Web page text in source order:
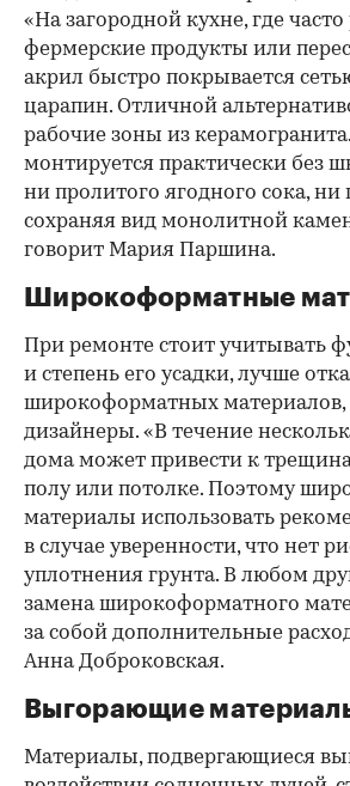
«На загородной кухне, где
фермерские продукты или
акрил быстро покрывается
царапин. Отличной
рабочие зоны из
монтируется практически без
ни пролитого ягодного сока, ни
сохраняя вид монолитной
говорит Мария Паршина.
Широкоформатные
При ремонте стоит учитывать
и степень его усадки, лучше
широкоформатных материалов,
дизайнеры. «В течение
дома может привести к
полу или потолке. Поэтому
материалы использовать
в случае уверенности, что нет
уплотнения грунта. В любом
замена широкоформатного
за собой дополнительные
Анна Доброковская.
Выгорающие
Материалы, подвергающиеся